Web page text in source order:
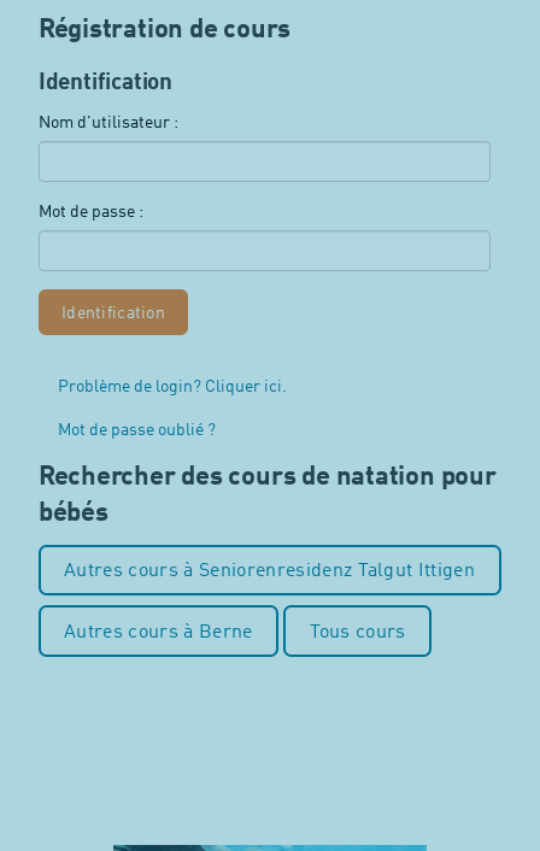
Régistration de cours
Identification
Nom d'utilisateur :
Mot de passe :
Problème de login? Cliquer ici.
Mot de passe oublié ?
Rechercher des cours de natation pour
bébés
Autres cours à Seniorenresidenz Talgut Ittigen
Autres cours à Berne Tous cours